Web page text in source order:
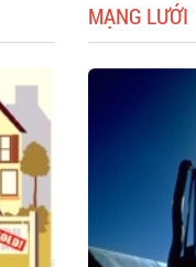
MẠNG LƯỚI